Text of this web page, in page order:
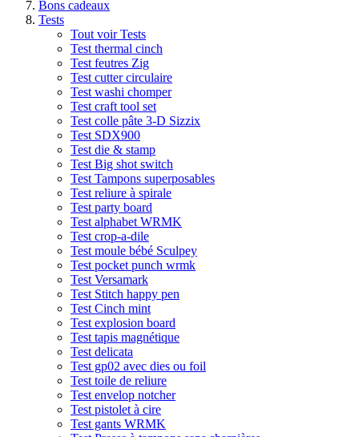
Bons cadeaux
Tests
Tout voir Tests
Test thermal cinch
Test feutres Zig
Test cutter circulaire
Test washi chomper
Test craft tool set
Test colle pâte 3-D Sizzix
Test SDX900
Test die & stamp
Test Big shot switch
Test Tampons superposables
Test reliure à spirale
Test party board
Test alphabet WRMK
Test crop-a-dile
Test moule bébé Sculpey
Test pocket punch wrmk
Test Versamark
Test Stitch happy pen
Test Cinch mint
Test explosion board
Test tapis magnétique
Test delicata
Test gp02 avec dies ou foil
Test toile de reliure
Test envelop notcher
Test pistolet à cire
Test gants WRMK